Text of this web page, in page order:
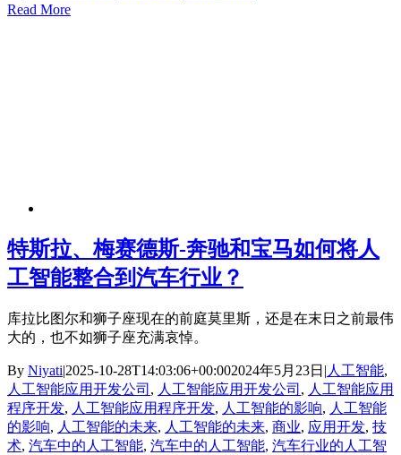
Read More
特斯拉、梅赛德斯-奔驰和宝马如何将人
工智能整合到汽车行业？
库拉比图尔和狮子座现在的前庭莫里斯，还是在末日之前最伟
大的，也不如狮子座充满哀悼。
By Niyati|2025-10-28T14:03:06+00:002024年5月23日 | 人工智能,
人工智能应用开发公司 , 人工智能应用开发公司 , 人工智能应用
程序开发, 人工智能应用程序开发, 人工智能的影响, 人工智能
的影响, 人工智能的未来, 人工智能的未来, 商业, 应用开发, 技
术, 汽车中的人工智能, 汽车中的人工智能, 汽车行业的人工智